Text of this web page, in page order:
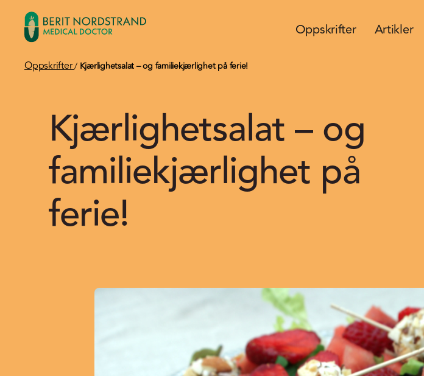
Oppskrifter Artikler
Oppskrifter/ Kjærlighetsalat – og familiekjærlighet på ferie!
Kjærlighetsalat – og
familiekjærlighet på
ferie!